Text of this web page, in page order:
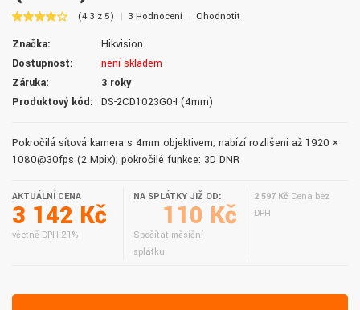
(4.3 z 5) 3 Hodnocení Ohodnotit
Značka:
Hikvision
Dostupnost:
není skladem
Záruka:
3 roky
Produktový kód:
DS-2CD1023G0-I (4mm)
Pokročilá síťová kamera s 4mm objektivem; nabízí rozlišení až 1920 ×
1080@30fps (2 Mpix); pokročilé funkce: 3D DNR
AKTUÁLNÍ CENA
3 142 Kč
včetně DPH 21%
NA SPLÁTKY JIŽ OD:
110 Kč
Spočítat měsíční
splátku
2 597 Kč Cena bez
DPH